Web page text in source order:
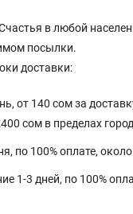
в любой
посылки.
доставки:
от 140 сом за
сом в пределах
по 100% оплате,
1-3 дней, по 100%